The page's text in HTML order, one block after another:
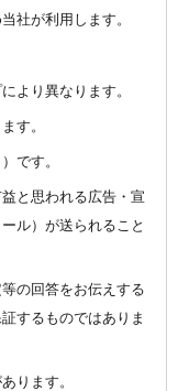
社が利用します。
より異なります。
す。
です。
と思われる広告・宣
ル）が送られること
の回答をお伝えする
するものではありま
ります。